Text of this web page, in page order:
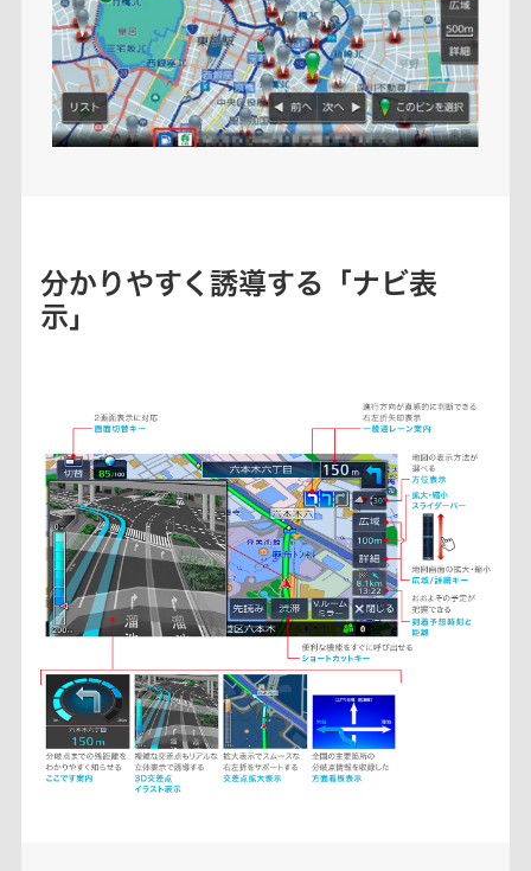
分かりやすく誘導する「ナビ表
示」